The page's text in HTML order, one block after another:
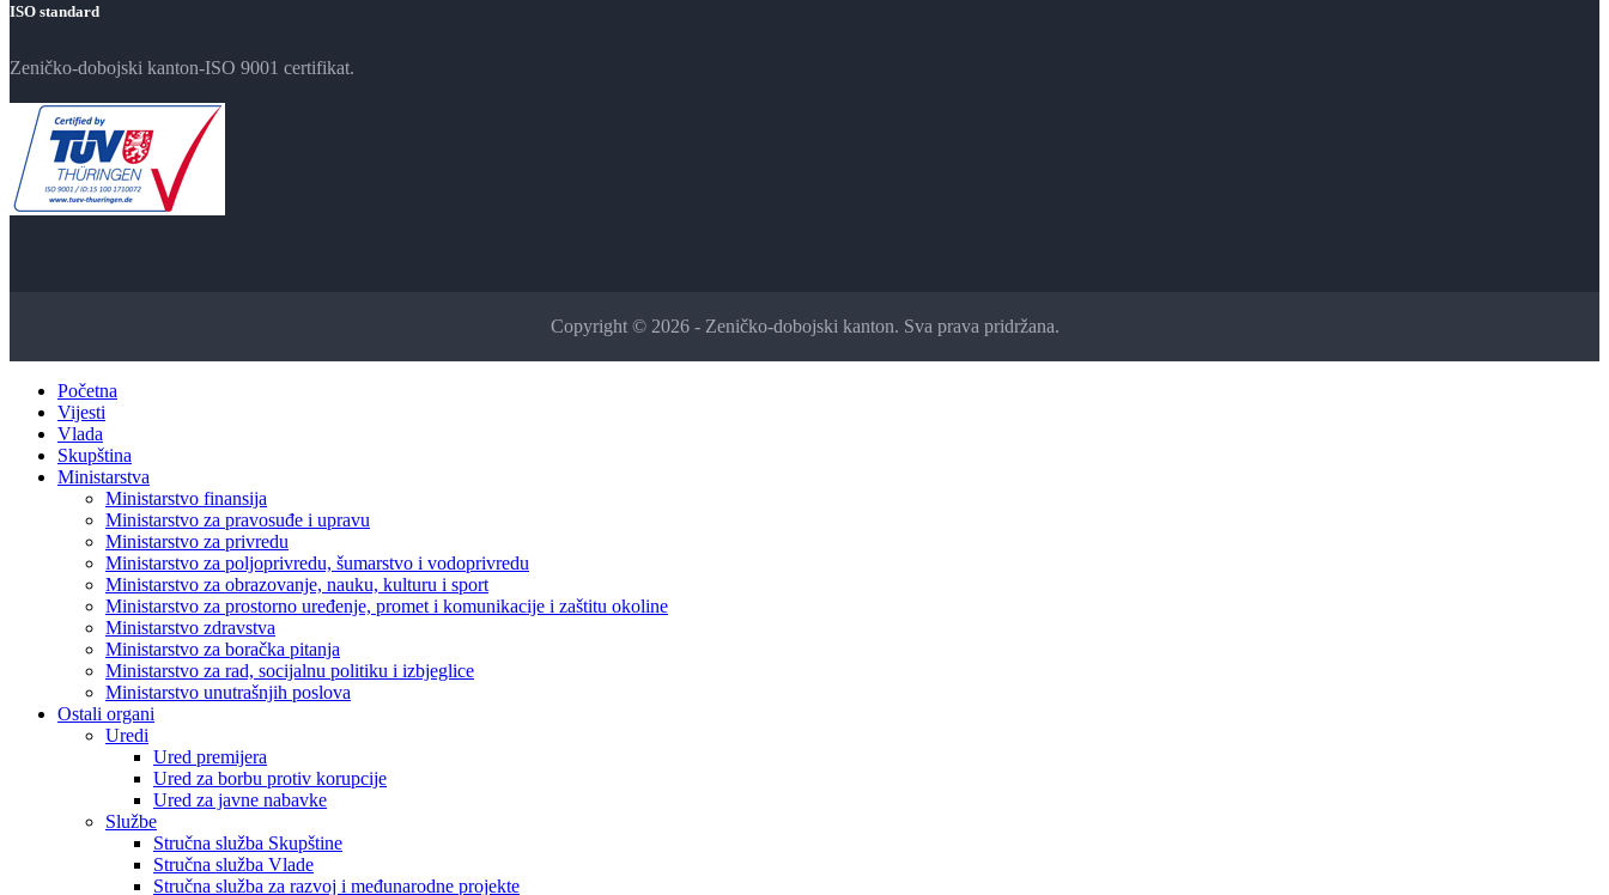
ISO standard
Zeničko-dobojski kanton-ISO 9001 certifikat.
Copyright © 2026 - Zeničko-dobojski kanton. Sva prava pridržana.
Početna
Vijesti
Vlada
Skupština
Ministarstva
Ministarstvo finansija
Ministarstvo za pravosuđe i upravu
Ministarstvo za privredu
Ministarstvo za poljoprivredu, šumarstvo i vodoprivredu
Ministarstvo za obrazovanje, nauku, kulturu i sport
Ministarstvo za prostorno uređenje, promet i komunikacije i zaštitu okoline
Ministarstvo zdravstva
Ministarstvo za boračka pitanja
Ministarstvo za rad, socijalnu politiku i izbjeglice
Ministarstvo unutrašnjih poslova
Ostali organi
Uredi
Ured premijera
Ured za borbu protiv korupcije
Ured za javne nabavke
Službe
Stručna služba Skupštine
Stručna služba Vlade
Stručna služba za razvoj i međunarodne projekte